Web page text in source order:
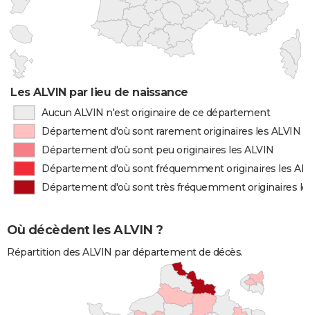
Les ALVIN par lieu de naissance
Aucun ALVIN n'est originaire de ce département
Département d'où sont rarement originaires les ALVIN
Département d'où sont peu originaires les ALVIN
Département d'où sont fréquemment originaires les
Département d'où sont très fréquemment originaires
Où décèdent les ALVIN ?
Répartition des ALVIN par département de décès.